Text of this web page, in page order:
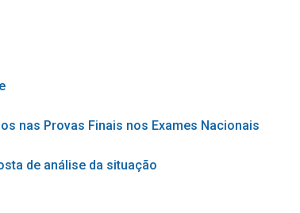
nas Provas Finais nos Exames Nacionais
de análise da situação